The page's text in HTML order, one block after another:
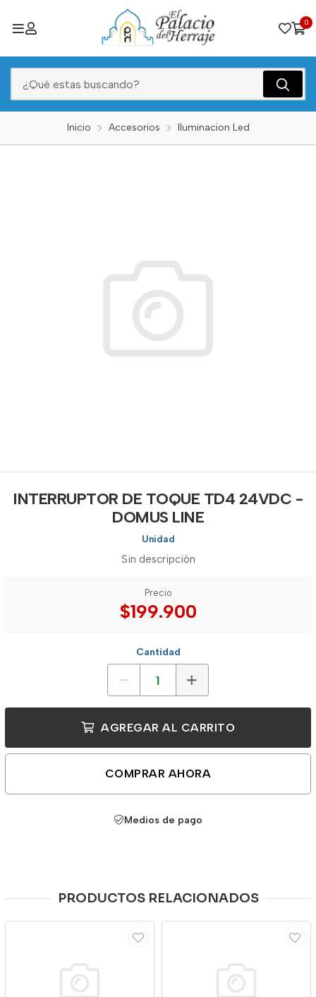
0
Inicio Accesorios Iluminacion Led
INTERRUPTOR DE TOQUE TD4 24VDC -
DOMUS LINE
Unidad
Sin descripción
Precio
$199.900
Cantidad
AGREGAR AL CARRITO
COMPRAR AHORA
Medios de pago
PRODUCTOS RELACIONADOS